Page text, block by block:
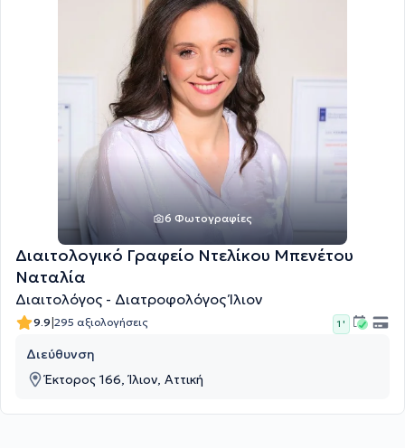
6 Φωτογραφίες
Διαιτολογικό Γραφείο Ντελίκου Μπενέτου
Ναταλία
Διαιτολόγος - Διατροφολόγος Ίλιον
9.9|295 αξιολογήσεις 1 '
Διεύθυνση
Έκτορος 166, Ίλιον, Αττική